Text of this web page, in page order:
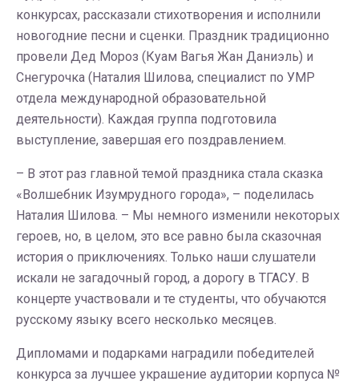
конкурсах, рассказали стихотворения и исполнили
новогодние песни и сценки. Праздник традиционно
провели Дед Мороз (Куам Вагья Жан Даниэль) и
Снегурочка (Наталия Шилова, специалист по УМР
отдела международной образовательной
деятельности). Каждая группа подготовила
выступление, завершая его поздравлением.
– В этот раз главной темой праздника стала сказка
«Волшебник Изумрудного города», – поделилась
Наталия Шилова. – Мы немного изменили некоторых
героев, но, в целом, это все равно была сказочная
история о приключениях. Только наши слушатели
искали не загадочный город, а дорогу в ТГАСУ. В
концерте участвовали и те студенты, что обучаются
русскому языку всего несколько месяцев.
Дипломами и подарками наградили победителей
конкурса за лучшее украшение аудитории корпуса №